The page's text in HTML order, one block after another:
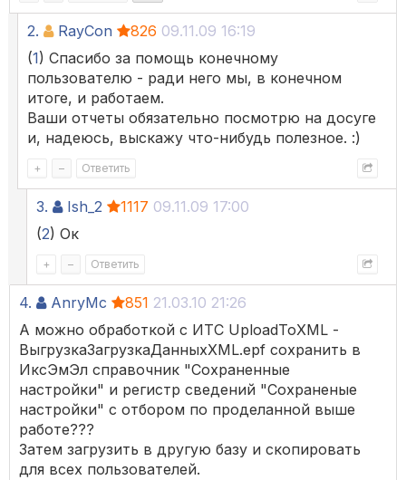
2. RayCon 826 09.11.09 16:19
(1) Спасибо за помощь конечному
пользователю - ради него мы, в конечном
итоге, и работаем.
Ваши отчеты обязательно посмотрю на досуге
и, надеюсь, выскажу что-нибудь полезное. :)
+ – Ответить
3. Ish_2 1117 09.11.09 17:00
(2) Ок
+ – Ответить
4. AnryMc 851 21.03.10 21:26
А можно обработкой с ИТС UploadToXML -
ВыгрузкаЗагрузкаДанныхXML.epf сохранить в
ИксЭмЭл справочник "Сохраненные
настройки" и регистр сведений "Сохраненые
настройки" с отбором по проделанной выше
работе???
Затем загрузить в другую базу и скопировать
для всех пользователей.